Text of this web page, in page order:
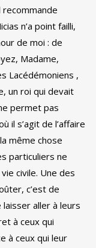
recommande
n’a point failli,
de moi : de
Madame,
Lacédémoniens ,
un roi qui devait
permet pas
il s’agit de l’affaire
même chose
particuliers ne
civile. Une des
c’est de
aller à leurs
à ceux qui
à ceux qui leur